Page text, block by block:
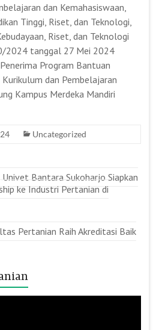
dan Kemahasiswaan,
Tinggi, Riset, dan Teknologi,
Riset, dan Teknologi
2024 tanggal 27 Mei 2024
Program Bantuan
dan Pembelajaran
Kampus Merdeka Mandiri
Uncategorized
Bantara Sukoharjo Siapkan
ke Industri Pertanian di
Pertanian Raih Akreditasi Baik